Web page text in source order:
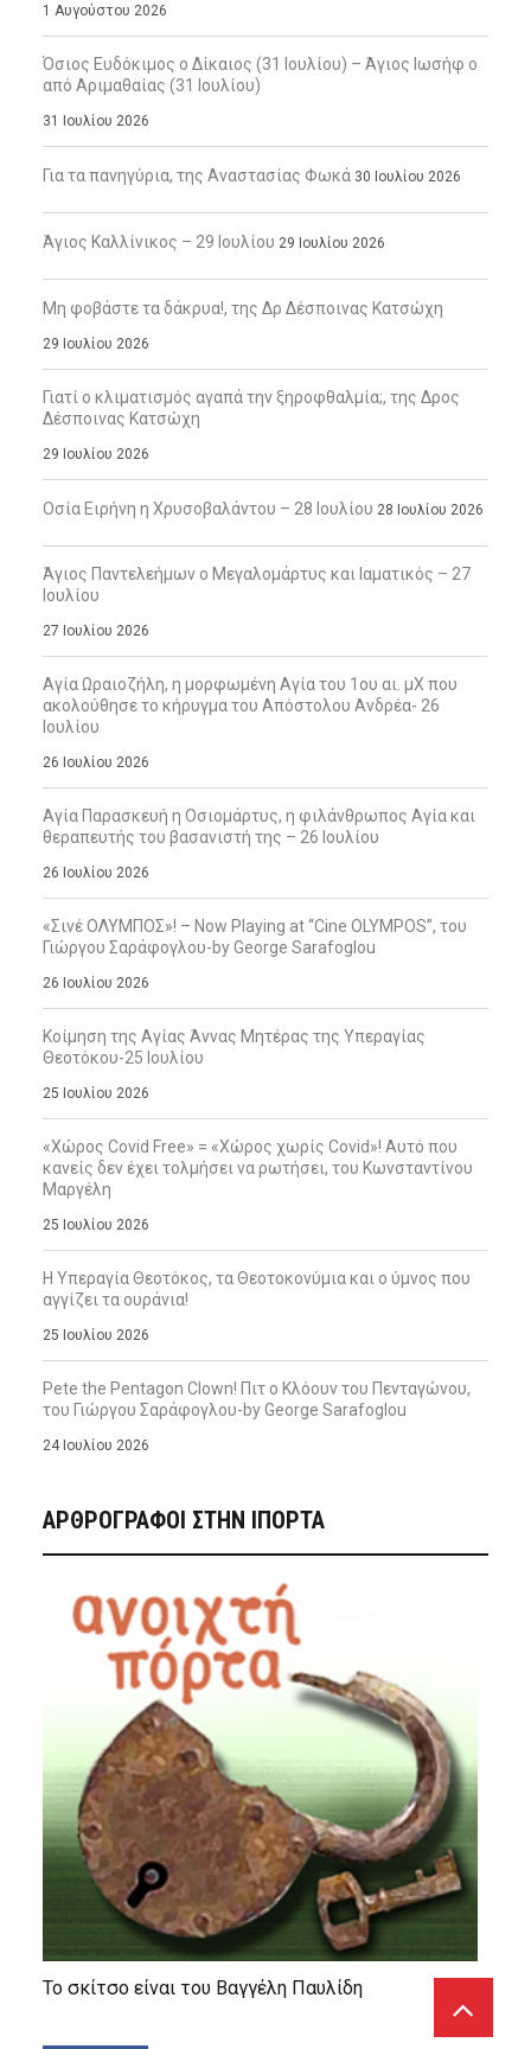
1 Αυγούστου 2026
Όσιος Ευδόκιμος ο Δίκαιος (31 Ιουλίου) – Άγιος Ιωσήφ ο
από Αριμαθαίας (31 Ιουλίου)
31 Ιουλίου 2026
Για τα πανηγύρια, της Αναστασίας Φωκά 30 Ιουλίου 2026
Άγιος Καλλίνικος – 29 Ιουλίου 29 Ιουλίου 2026
Μη φοβάστε τα δάκρυα!, της Δρ Δέσποινας Κατσώχη
29 Ιουλίου 2026
Γιατί ο κλιματισμός αγαπά την ξηροφθαλμία;, της Δρος
Δέσποινας Κατσώχη
29 Ιουλίου 2026
Οσία Ειρήνη η Χρυσοβαλάντου – 28 Ιουλίου 28 Ιουλίου 2026
Άγιος Παντελεήμων ο Μεγαλομάρτυς και Ιαματικός – 27
Ιουλίου
27 Ιουλίου 2026
Αγία Ωραιοζήλη, η μορφωμένη Αγία του 1ου αι. μΧ που
ακολούθησε το κήρυγμα του Απόστολου Ανδρέα- 26
Ιουλίου
26 Ιουλίου 2026
Αγία Παρασκευή η Οσιομάρτυς, η φιλάνθρωπος Αγία και
θεραπευτής του βασανιστή της – 26 Ιουλίου
26 Ιουλίου 2026
«Σινέ ΟΛΥΜΠΟΣ»! – Now Playing at “Cine OLYMPOS”, του
Γιώργου Σαράφογλου-by George Sarafoglou
26 Ιουλίου 2026
Κοίμηση της Αγίας Άννας Μητέρας της Υπεραγίας
Θεοτόκου-25 Ιουλίου
25 Ιουλίου 2026
«Χώρος Covid Free» = «Χώρος χωρίς Covid»! Αυτό που
κανείς δεν έχει τολμήσει να ρωτήσει, του Κωνσταντίνου
Μαργέλη
25 Ιουλίου 2026
Η Υπεραγία Θεοτόκος, τα Θεοτοκονύμια και ο ύμνος που
αγγίζει τα ουράνια!
25 Ιουλίου 2026
Pete the Pentagon Clown! Πιτ ο Κλόουν του Πενταγώνου,
του Γιώργου Σαράφογλου-by George Sarafoglou
24 Ιουλίου 2026
ΑΡΘΡΟΓΡΑΦΟΙ ΣΤΗΝ IΠΟΡΤΑ
Το σκίτσο είναι του Βαγγέλη Παυλίδη